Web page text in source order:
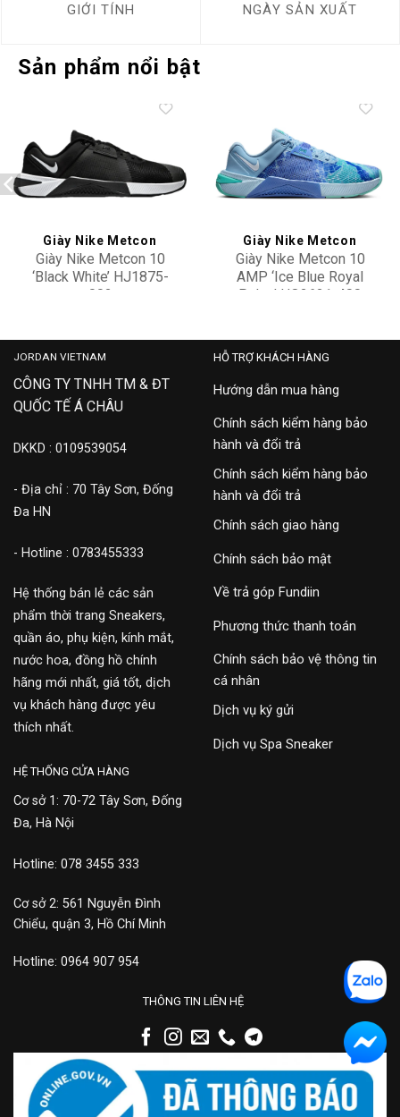
GIỚI TÍNH NGÀY SẢN XUẤT
Sản phẩm nổi bật
Add to
wishlist
Giày Nike Metcon
Giày Nike Metcon 10
‘Black White’ HJ1875-
002
Add to
wishlist
Giày Nike Metcon
Giày Nike Metcon 10
AMP ‘Ice Blue Royal
Pulse’ HQ2621-400
JORDAN VIETNAM
CÔNG TY TNHH TM & ĐT
QUỐC TẾ Á CHÂU
DKKD : 0109539054
- Địa chỉ : 70 Tây Sơn, Đống
Đa HN
- Hotline : 0783455333
Hệ thống bán lẻ các sản
phẩm thời trang Sneakers,
quần áo, phụ kiện, kính mắt,
nước hoa, đồng hồ chính
hãng mới nhất, giá tốt, dịch
vụ khách hàng được yêu
thích nhất.
HỖ TRỢ KHÁCH HÀNG
Hướng dẫn mua hàng
Chính sách kiểm hàng bảo
hành và đổi trả
Chính sách kiểm hàng bảo
hành và đổi trả
Chính sách giao hàng
Chính sách bảo mật
Về trả góp Fundiin
Phương thức thanh toán
Chính sách bảo vệ thông tin
cá nhân
Dịch vụ ký gửi
Dịch vụ Spa Sneaker
HỆ THỐNG CỬA HÀNG
Cơ sở 1: 70-72 Tây Sơn, Đống
Đa, Hà Nội
Hotline: 078 3455 333
Cơ sở 2: 561 Nguyễn Đình
Chiểu, quận 3, Hồ Chí Minh
Hotline: 0964 907 954
THÔNG TIN LIÊN HỆ